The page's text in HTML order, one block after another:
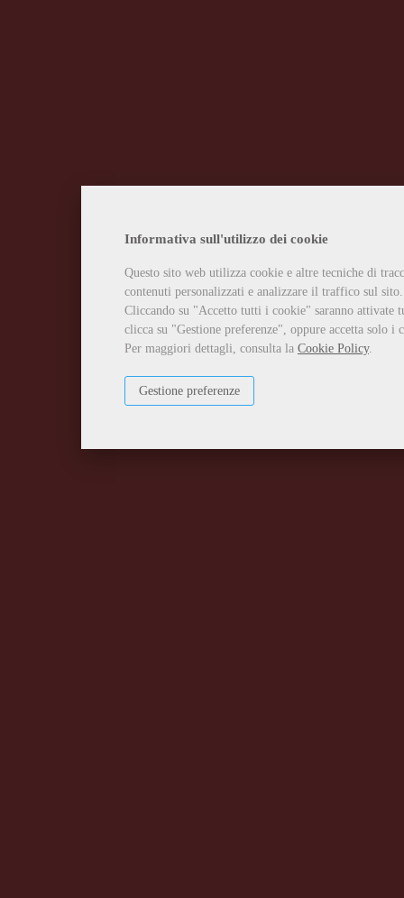
Informativa sull'utilizzo dei cookie
Questo sito web utilizza cookie e altre tecniche di
contenuti personalizzati e analizzare il traffico sul sito.
Cliccando su "Accetto tutti i cookie" saranno attivate
clicca su "Gestione preferenze", oppure accetta solo
Per maggiori dettagli, consulta la Cookie Policy.
Gestione preferenze